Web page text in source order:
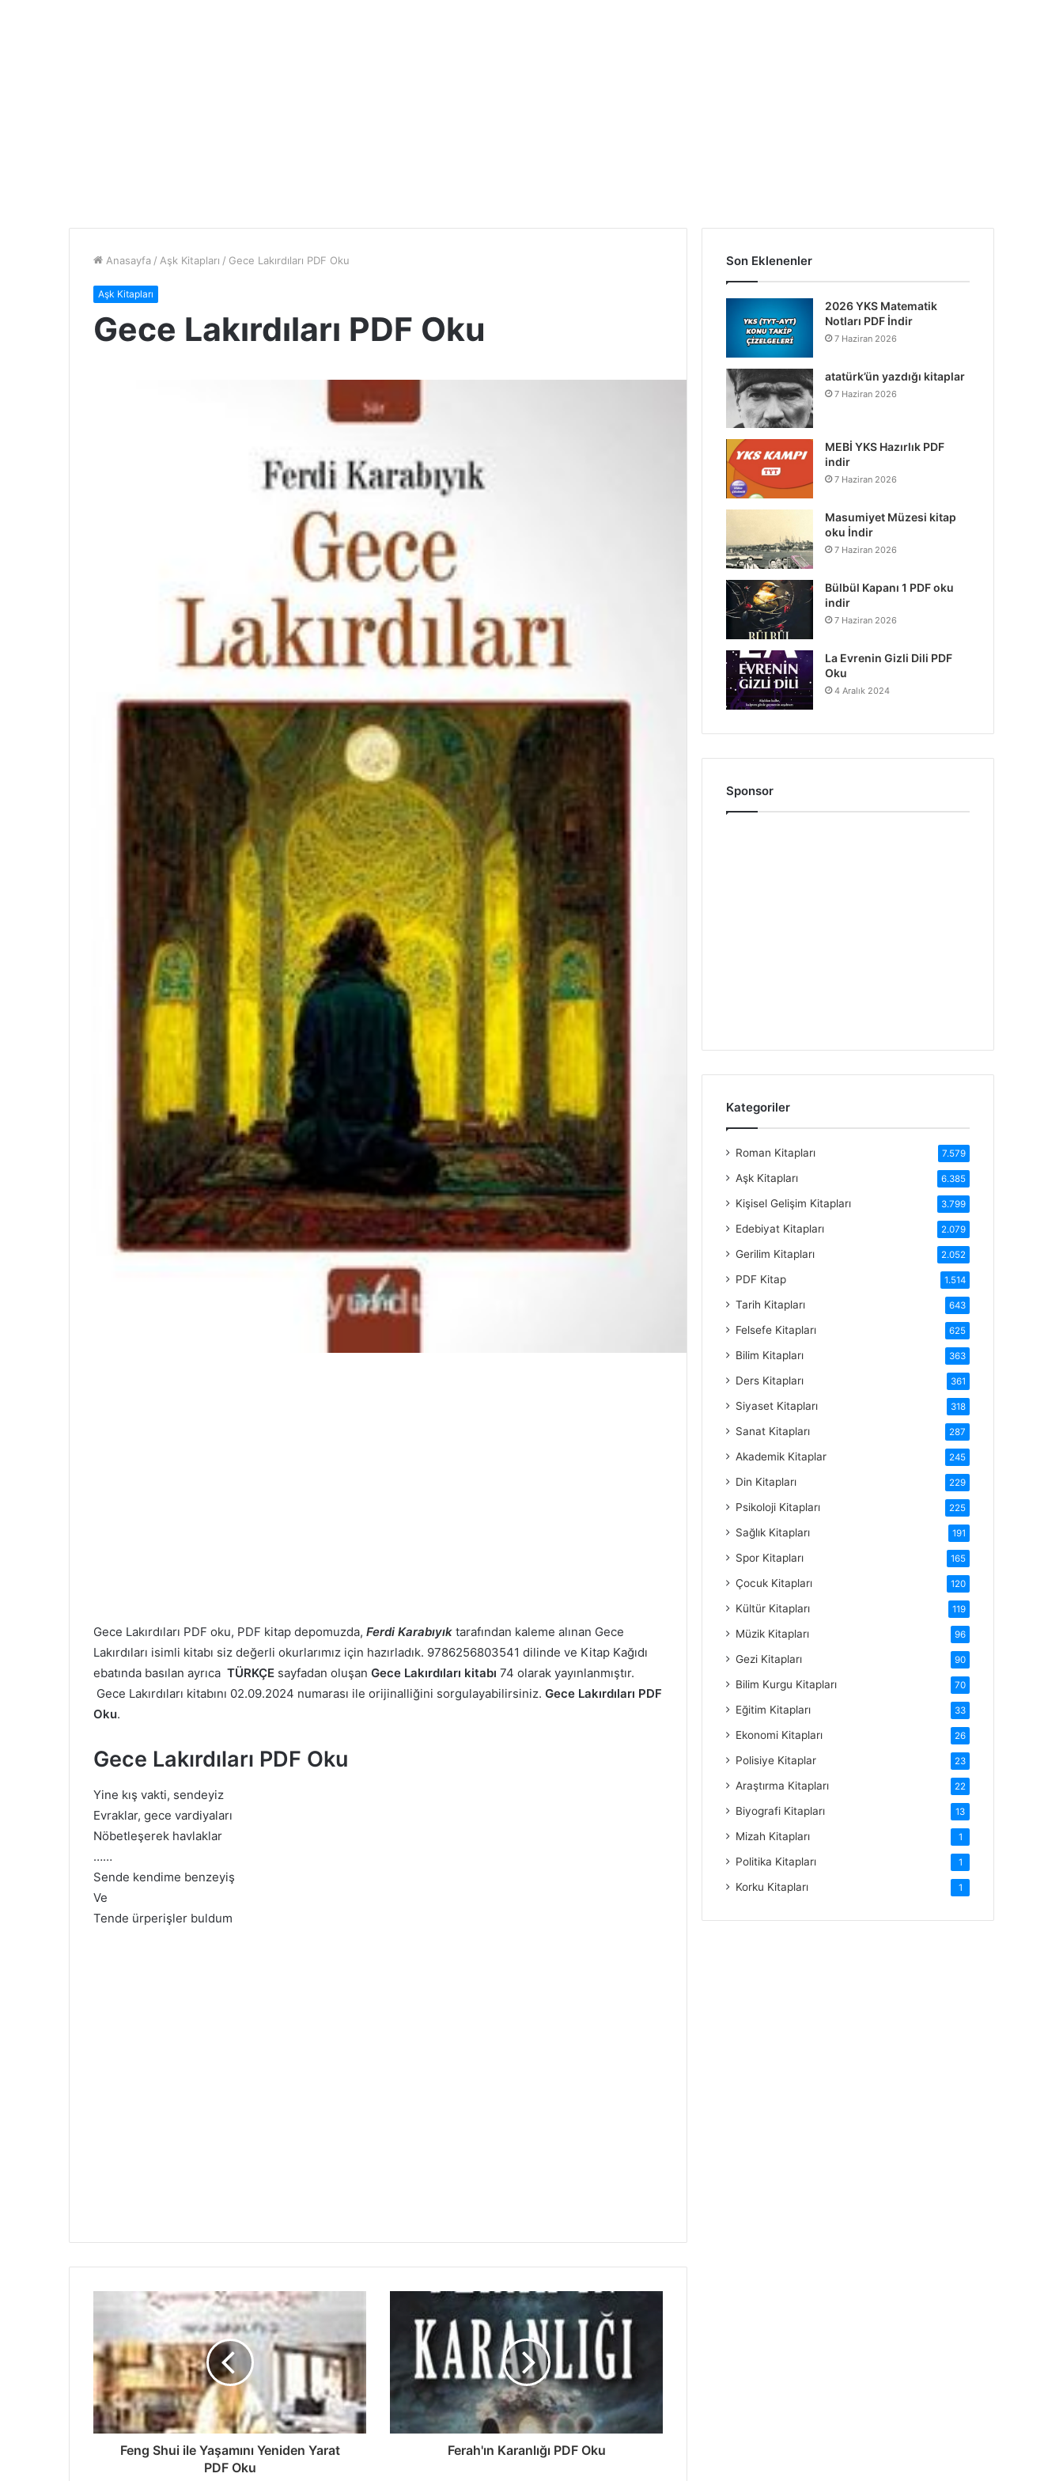
Anasayfa / Aşk Kitapları / Gece Lakırdıları PDF Oku
Aşk Kitapları
Gece Lakırdıları PDF Oku
Gece Lakırdıları PDF oku, PDF kitap depomuzda, Ferdi Karabıyık tarafından kaleme alınan Gece
Lakırdıları isimli kitabı siz değerli okurlarımız için hazırladık. 9786256803541 dilinde ve Kitap Kağıdı
ebatında basılan ayrıca TÜRKÇE sayfadan oluşan Gece Lakırdıları kitabı 74 olarak yayınlanmıştır.
Gece Lakırdıları kitabını 02.09.2024 numarası ile orijinalliğini sorgulayabilirsiniz. Gece Lakırdıları PDF
Oku.
Gece Lakırdıları PDF Oku
Yine kış vakti, sendeyiz
Evraklar, gece vardiyaları
Nöbetleşerek havlaklar
……
Sende kendime benzeyiş
Ve
Tende ürperişler buldum
Feng Shui ile Yaşamını Yeniden Yarat
PDF Oku
Ferah'ın Karanlığı PDF Oku
Son Eklenenler
2026 YKS Matematik
Notları PDF İndir
7 Haziran 2026
atatürk’ün yazdığı kitaplar
7 Haziran 2026
MEBİ YKS Hazırlık PDF
indir
7 Haziran 2026
Masumiyet Müzesi kitap
oku İndir
7 Haziran 2026
Bülbül Kapanı 1 PDF oku
indir
7 Haziran 2026
La Evrenin Gizli Dili PDF
Oku
4 Aralık 2024
Sponsor
Kategoriler
Roman Kitapları 7.579
Aşk Kitapları 6.385
Kişisel Gelişim Kitapları 3.799
Edebiyat Kitapları 2.079
Gerilim Kitapları 2.052
PDF Kitap 1.514
Tarih Kitapları 643
Felsefe Kitapları 625
Bilim Kitapları 363
Ders Kitapları 361
Siyaset Kitapları 318
Sanat Kitapları 287
Akademik Kitaplar 245
Din Kitapları 229
Psikoloji Kitapları 225
Sağlık Kitapları 191
Spor Kitapları 165
Çocuk Kitapları 120
Kültür Kitapları 119
Müzik Kitapları 96
Gezi Kitapları 90
Bilim Kurgu Kitapları 70
Eğitim Kitapları 33
Ekonomi Kitapları 26
Polisiye Kitaplar 23
Araştırma Kitapları 22
Biyografi Kitapları 13
Mizah Kitapları 1
Politika Kitapları 1
Korku Kitapları 1